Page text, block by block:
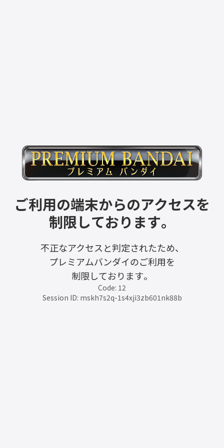
ご利用の端末からのアクセスを
制限しております。
不正なアクセスと判定されたため、
プレミアムバンダイのご利用を
制限しております。
Code: 12
Session ID: mskh7s2q-1s4xji3zb601nk88b